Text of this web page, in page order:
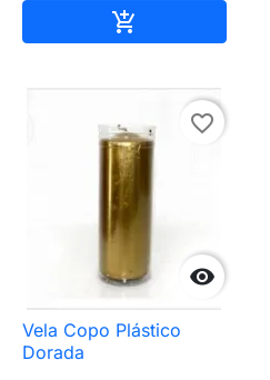


favorite_border
Vela Copo Plástico
Dorada